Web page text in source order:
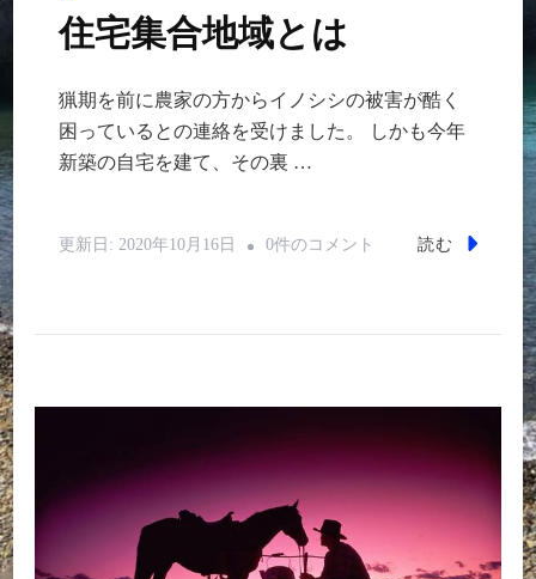
住宅集合地域とは
猟期を前に農家の方からイノシシの被害が酷く
困っているとの連絡を受けました。 しかも今年
新築の自宅を建て、その裏 …
更新日: 2020年10月16日
住
の
0件のコメント 読む